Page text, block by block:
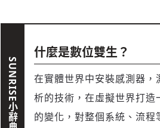
發送禮物
什麼是數位雙生？
在實體世界中安裝感測器
析的技術，在虛擬世界打
的變化，對整個系統、流